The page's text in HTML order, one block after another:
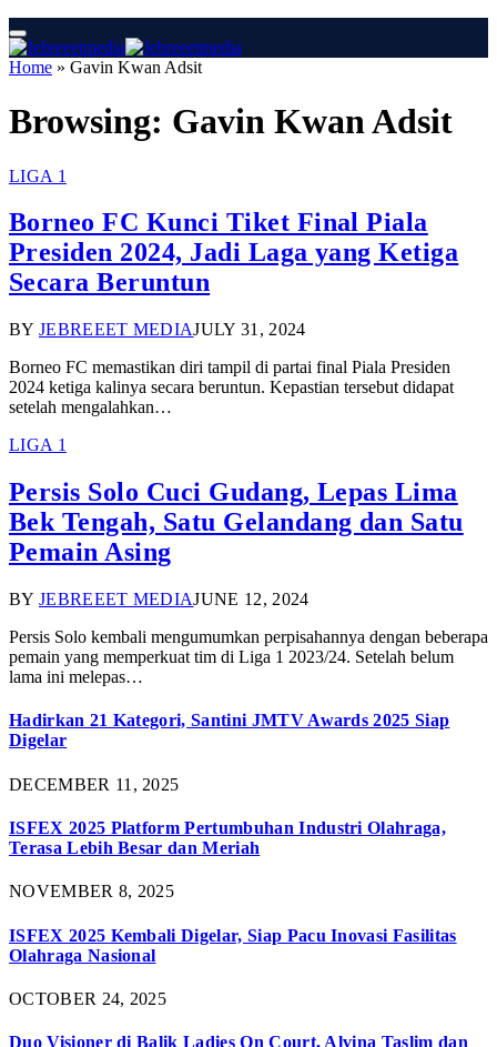
Home » Gavin Kwan Adsit
Browsing: Gavin Kwan Adsit
LIGA 1
Borneo FC Kunci Tiket Final Piala
Presiden 2024, Jadi Laga yang Ketiga
Secara Beruntun
BY JEBREEET MEDIAJULY 31, 2024
Borneo FC memastikan diri tampil di partai final Piala Presiden
2024 ketiga kalinya secara beruntun. Kepastian tersebut didapat
setelah mengalahkan…
LIGA 1
Persis Solo Cuci Gudang, Lepas Lima
Bek Tengah, Satu Gelandang dan Satu
Pemain Asing
BY JEBREEET MEDIAJUNE 12, 2024
Persis Solo kembali mengumumkan perpisahannya dengan beberapa
pemain yang memperkuat tim di Liga 1 2023/24. Setelah belum
lama ini melepas…
Hadirkan 21 Kategori, Santini JMTV Awards 2025 Siap
Digelar
DECEMBER 11, 2025
ISFEX 2025 Platform Pertumbuhan Industri Olahraga,
Terasa Lebih Besar dan Meriah
NOVEMBER 8, 2025
ISFEX 2025 Kembali Digelar, Siap Pacu Inovasi Fasilitas
Olahraga Nasional
OCTOBER 24, 2025
Duo Visioner di Balik Ladies On Court, Alvina Taslim dan